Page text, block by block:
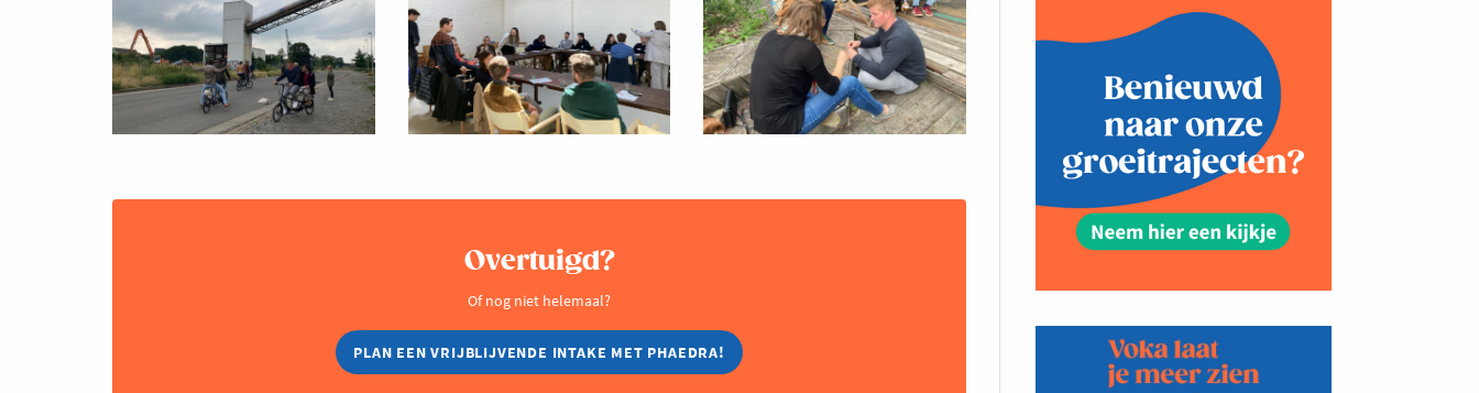
Overtuigd?
Of nog niet helemaal?
PLAN EEN VRIJBLIJVENDE INTAKE MET PHAEDRA!